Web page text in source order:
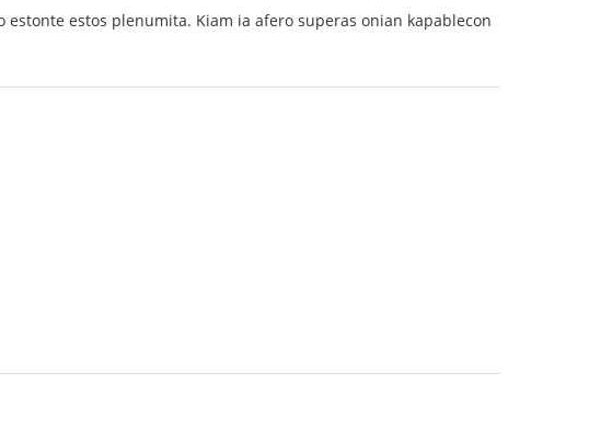
estos plenumita. Kiam ia afero superas onian kapablecon